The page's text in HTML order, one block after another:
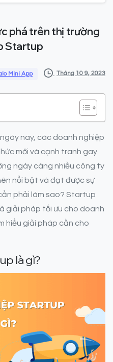
phátrênthị trường
Startup
Mini App Tháng 10 9, 2023
nay, các doanh nghiệp
mới và cạnh tranh gay
ngày càng nhiều công ty
nổi bật và đạt được sự
phải làm sao? Startup
giải pháp tối ưu cho doanh
hiểu giải pháp cần cho
là gì?